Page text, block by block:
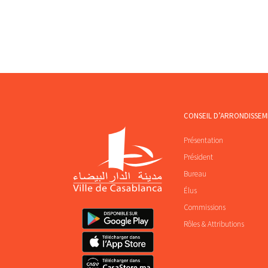
CONSEIL
Présentation
Président
Bureau
Élus
Commissions
Rôles & Attributions